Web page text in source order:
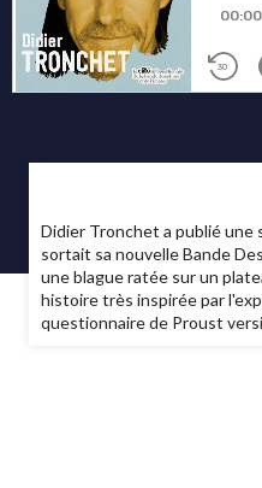
Didier Tronchet a publié une
sortait sa nouvelle Bande
une blague ratée sur un
histoire très inspirée par
questionnaire de Proust